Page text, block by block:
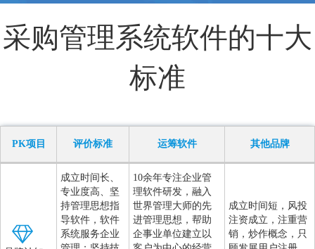
采购管理系统软件的十大
标准
PK项目 评价标准 运筹软件 其他品牌
成立时间长、
专业度高、坚
持管理思想指
导软件，软件
系统服务企业
10余年专注企业管
理软件研发，融入
世界管理大师的先
进管理思想，帮助
企事业单位建立以
成立时间短，风投
注资成立，注重营
销，炒作概念，只